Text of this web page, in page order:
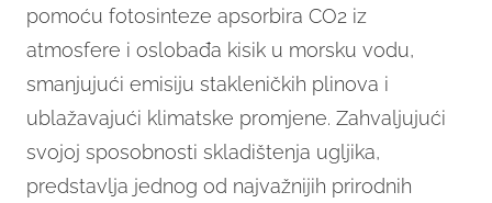
pomoću fotosinteze apsorbira CO2 iz
atmosfere i oslobađa kisik u morsku vodu,
smanjujući emisiju stakleničkih plinova i
ublažavajući klimatske promjene. Zahvaljujući
svojoj sposobnosti skladištenja ugljika,
predstavlja jednog od najvažnijih prirodnih